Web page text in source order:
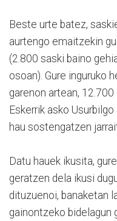
Beste urte batez,
aurtengo emaitzekin
(2.800 saski baino
osoan). Gure inguruko
garenon artean,
Eskerrik asko
hau sostengatzen
Datu hauek ikusita,
geratzen dela ikusi
dituzuenoi, banaketan
gainontzeko bidelagun